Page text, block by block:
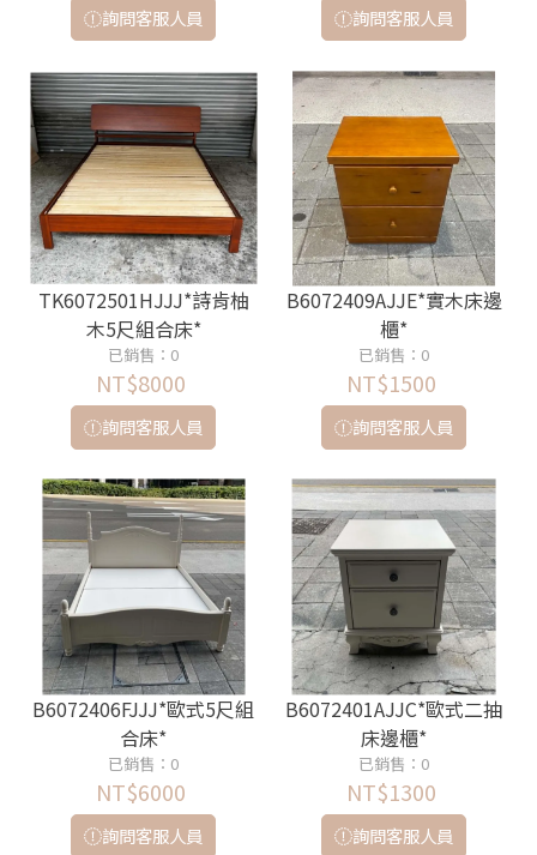
詢問客服人員 詢問客服人員
TK6072501HJJJ*詩肯柚
木5尺組合床*
已銷售：0
NT$8000
詢問客服人員
B6072409AJJE*實木床邊
櫃*
已銷售：0
NT$1500
詢問客服人員
B6072406FJJJ*歐式5尺組
合床*
已銷售：0
NT$6000
詢問客服人員
B6072401AJJC*歐式二抽
床邊櫃*
已銷售：0
NT$1300
詢問客服人員